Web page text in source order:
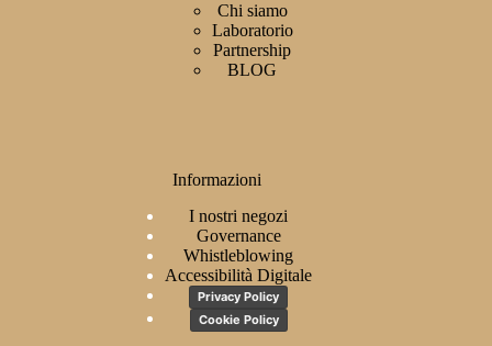
Chi siamo
Laboratorio
Partnership
BLOG
Informazioni
I nostri negozi
Governance
Whistleblowing
Accessibilità Digitale
Privacy Policy
Cookie Policy